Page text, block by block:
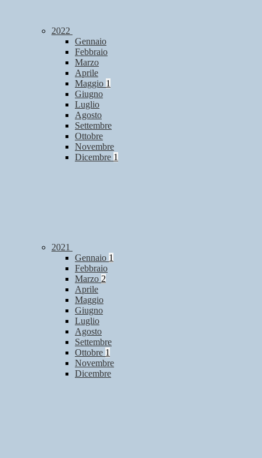
2022
Gennaio
Febbraio
Marzo
Aprile
Maggio 1
Giugno
Luglio
Agosto
Settembre
Ottobre
Novembre
Dicembre 1
2021
Gennaio 1
Febbraio
Marzo 2
Aprile
Maggio
Giugno
Luglio
Agosto
Settembre
Ottobre 1
Novembre
Dicembre